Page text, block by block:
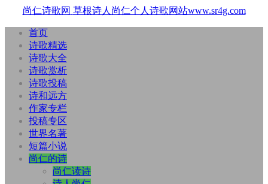
尚仁诗歌网 草根诗人尚仁个人诗歌网站www.sr4g.com
首页
诗歌精选
诗歌大全
诗歌赏析
诗歌投稿
诗和远方
作家专栏
投稿专区
世界名著
短篇小说
尚仁的诗
尚仁读诗